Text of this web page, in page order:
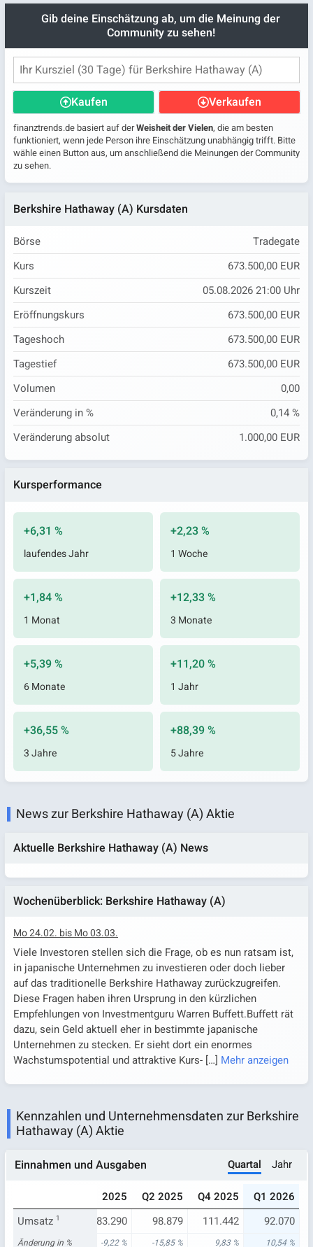
Gib deine Einschätzung ab, um die Meinung der
Community zu sehen!
Kaufen Verkaufen
finanztrends.de basiert auf derWeisheit der Vielen, die am besten
funktioniert, wenn jede Person ihre Einschätzung unabhängig trifft. Bitte
wähle einen Button aus, um anschließend die Meinungen der Community
zu sehen.
Berkshire Hathaway (A) Kursdaten
Börse
Tradegate
Kurs
673.500,00 EUR
Kurszeit
05.08.2026 21:00 Uhr
Eröffnungskurs
673.500,00 EUR
Tageshoch
673.500,00 EUR
Tagestief
673.500,00 EUR
Volumen
0,00
Veränderung in %
0,14 %
Veränderung absolut
1.000,00 EUR
Kursperformance
+6,31 %
laufendes Jahr
+2,23 %
1 Woche
+1,84 %
1 Monat
+12,33 %
3 Monate
+5,39 %
6 Monate
+11,20 %
1 Jahr
+36,55 %
3 Jahre
+88,39 %
5 Jahre
News zur Berkshire Hathaway (A) Aktie
Aktuelle Berkshire Hathaway (A) News
Wochenüberblick: Berkshire Hathaway (A)
Mo 24.02. bis Mo 03.03.
Viele Investoren stellen sich die Frage, ob es nun ratsam ist,
in japanische Unternehmen zu investieren oder doch lieber
auf das traditionelle Berkshire Hathaway zurückzugreifen.
Diese Fragen haben ihren Ursprung in den kürzlichen
Empfehlungen von Investmentguru Warren Buffett.Buffett rät
dazu, sein Geld aktuell eher in bestimmte japanische
Unternehmen zu stecken. Er sieht dort ein enormes
Wachstumspotential und attraktive Kurs- […] Mehr anzeigen
Kennzahlen und Unternehmensdaten zur Berkshire
Hathaway (A) Aktie
Einnahmen und Ausgaben Quartal Jahr
Q1 2025 Q2 2025 Q4 2025
Q1 2026
Umsatz 1
101.468 83.290 98.879 111.442 92.070
Änderung in %
-22,06 % -9,22 % -15,85 % 9,83 % 10,54 %